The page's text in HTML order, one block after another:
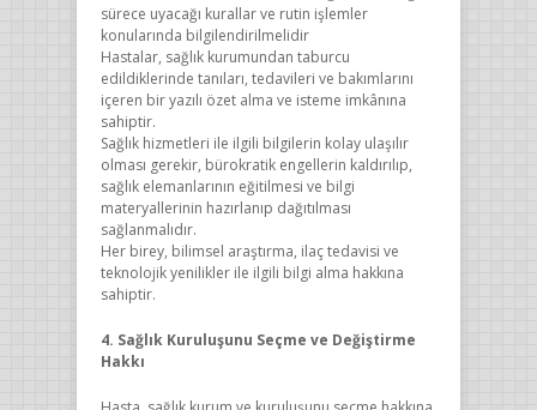
sürece uyacağı kurallar ve rutin işlemler
konularında bilgilendirilmelidir
Hastalar, sağlık kurumundan taburcu
edildiklerinde tanıları, tedavileri ve bakımlarını
içeren bir yazılı özet alma ve isteme imkânına
sahiptir.
Sağlık hizmetleri ile ilgili bilgilerin kolay ulaşılır
olması gerekir, bürokratik engellerin kaldırılıp,
sağlık elemanlarının eğitilmesi ve bilgi
materyallerinin hazırlanıp dağıtılması
sağlanmalıdır.
Her birey, bilimsel araştırma, ilaç tedavisi ve
teknolojik yenilikler ile ilgili bilgi alma hakkına
sahiptir.
4. Sağlık Kuruluşunu Seçme ve Değiştirme
Hakkı